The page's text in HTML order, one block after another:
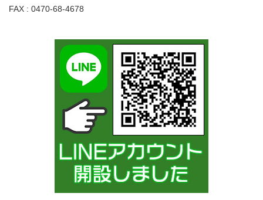
FAX : 0470-68-4678